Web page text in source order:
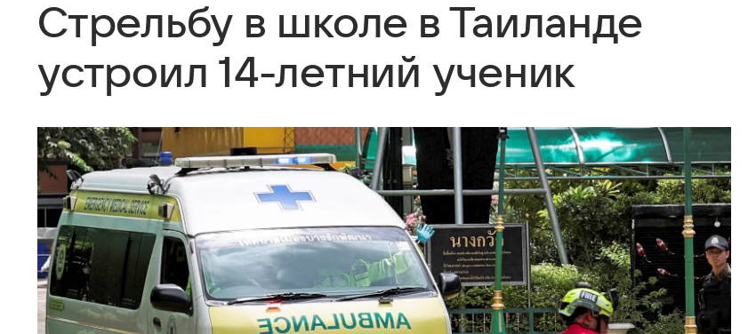
Стрельбу в школе в Таиланде
устроил 14-летний ученик